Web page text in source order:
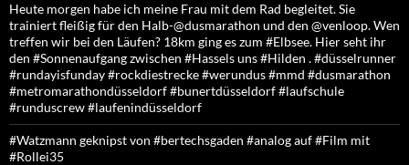
Heute morgen habe ich meine Frau mit dem Rad begleitet. Sie
trainiert fleißig für den Halb-@dusmarathon und den @venloop. Wen
treffen wir bei den Läufen? 18km ging es zum #Elbsee. Hier seht ihr
den #Sonnenaufgang zwischen #Hassels uns #Hilden . #düsselrunner
#rundayisfunday #rockdiestrecke #werundus #mmd #dusmarathon
#metromarathondüsseldorf #bunertdüsseldorf #laufschule
#runduscrew #laufenindüsseldorf
#Watzmann geknipst von #bertechsgaden #analog auf #Film mit
#Rollei35